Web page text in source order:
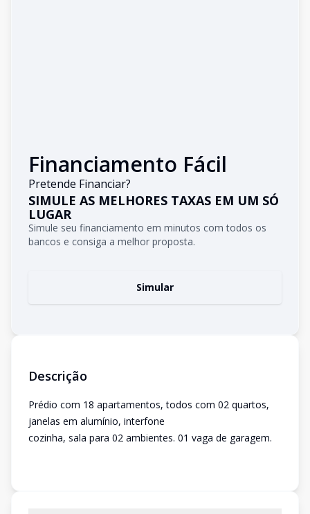
Financiamento Fácil
Pretende Financiar?
SIMULE AS MELHORES TAXAS EM UM SÓ
LUGAR
Simule seu financiamento em minutos com todos os
bancos e consiga a melhor proposta.
Simular
Descrição
Prédio com 18 apartamentos, todos com 02 quartos,
janelas em alumínio, interfone
cozinha, sala para 02 ambientes. 01 vaga de garagem.